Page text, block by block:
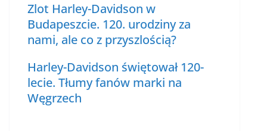
Zlot Harley-Davidson w
Budapeszcie. 120. urodziny za
nami, ale co z przyszlością?
Harley-Davidson świętował 120-
lecie. Tłumy fanów marki na
Węgrzech